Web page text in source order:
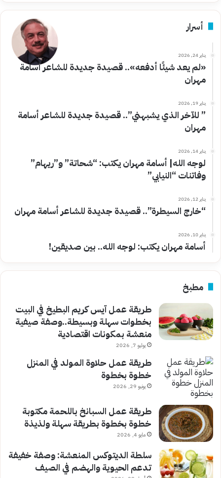
أسرار
يناير 24, 2026
«لم يعد شيئًا أدفعه».. قصيدة جديدة للشاعر أسامة
مهران
يناير 19, 2026
” للآخر الذي يشبهني”.. قصيدة جديدة للشاعر أسامة
مهران
يناير 14, 2026
لوجه الله| أسامة مهران يكتب: “شحاتة” و”ريهام”
وفاتنات “النيابي”
يناير 12, 2026
“خارج السيطرة”.. قصيدة جديدة للشاعر أسامة مهران
يناير 10, 2026
أسامة مهران يكتب: لوجه الله.. بين صديقين!
مطبخ
طريقة عمل آيس كريم البطيخ في البيت
بخطوات سهلة وبسيطة..وصفة صيفية
منعشة بمكونات اقتصادية
يوليو 7, 2026
طريقة عمل حلاوة المولد في المنزل
خطوة بخطوة
يونيو 29, 2026
طريقة عمل السبانخ باللحمة مكتوبة
خطوة بخطوة بطريقة سهلة ولذيذة
مايو 4, 2026
سلطة الديتوكس المنعشة: وصفة خفيفة
تدعم الحيوية والهضم في الصيف